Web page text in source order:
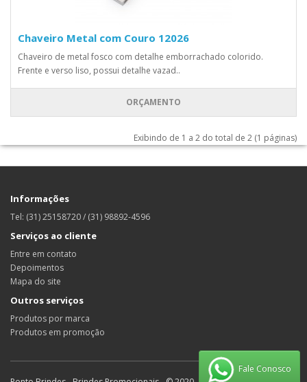
Chaveiro Metal com Couro 12026
Chaveiro de metal fosco com detalhe emborrachado colorido.
Frente e verso liso, possui detalhe vazad..
ORÇAMENTO
Exibindo de 1 a 2 do total de 2 (1 páginas)
Informações
Tel: (31) 25158720 / (31) 98892-4596
Serviços ao cliente
Entre em contato
Depoimentos
Mapa do site
Outros serviços
Produtos por marca
Produtos em promoção
Fale Conosco